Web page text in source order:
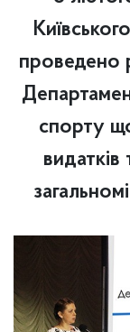
проведено
спорту
видатків